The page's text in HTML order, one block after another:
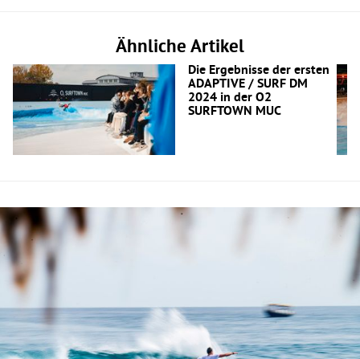
Ähnliche Artikel
Die Ergebnisse der ersten
ADAPTIVE / SURF DM
2024 in der O2
SURFTOWN MUC